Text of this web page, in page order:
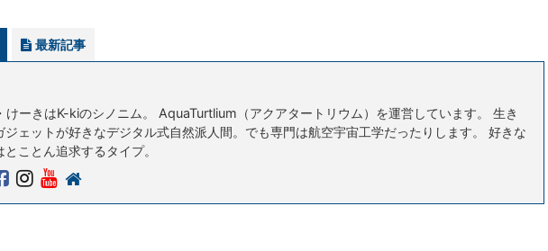
最新記事
けーきはK-kiのシノニム。 AquaTurtlium（アクアタートリウム）を運営しています。 生き
ジェットが好きなデジタル式自然派人間。でも専門は航空宇宙工学だったりします。 好きな
とことん追求するタイプ。